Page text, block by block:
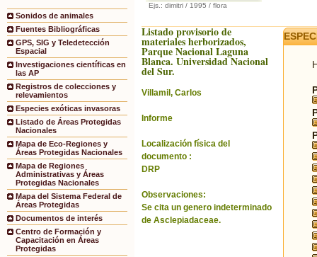
Sonidos de animales
Fuentes Bibliográficas
GPS, SIG y Teledetección
Espacial
Investigaciones científicas en
las AP
Registros de colecciones y
relevamientos
Especies exóticas invasoras
Listado de Áreas Protegidas
Nacionales
Mapa de Eco-Regiones y
Áreas Protegidas Nacionales
Mapa de Regiones
Administrativas y Áreas
Protegidas Nacionales
Mapa del Sistema Federal de
Áreas Protegidas
Documentos de interés
Centro de Formación y
Capacitación en Áreas
Protegidas
Ejs.: dimitri / 1995 / flora
Listado provisorio de
materiales herborizados,
Parque Nacional Laguna
Blanca. Universidad Nacional
del Sur.
Villamil, Carlos
Informe
Localización física del
documento :
DRP
Observaciones:
Se cita un genero indeterminado
de Asclepiadaceae.